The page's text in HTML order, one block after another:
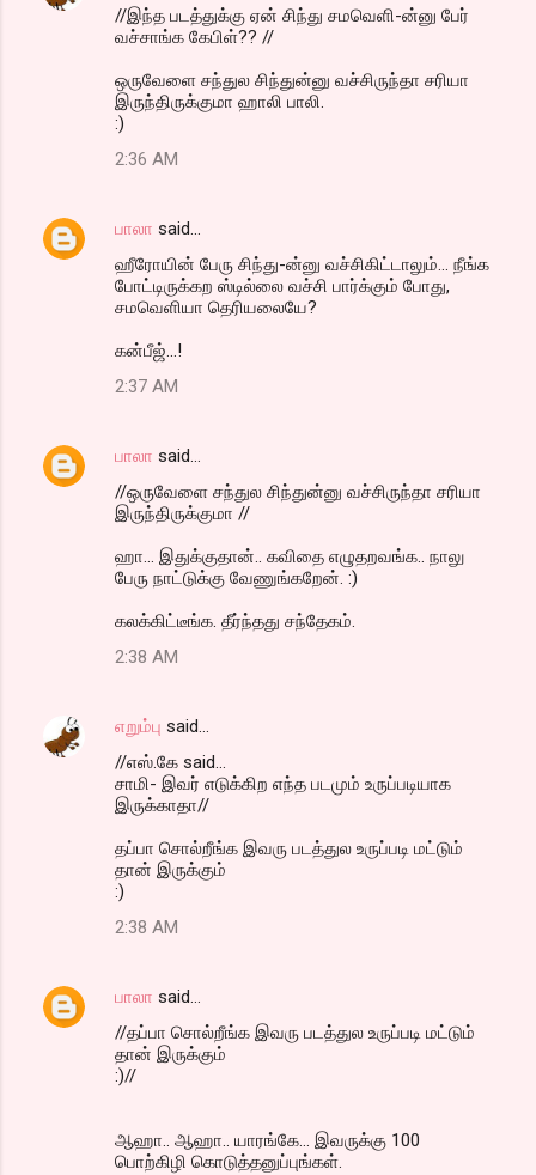
//இந்த படத்துக்கு ஏன் சிந்து சமவெளி-ன்னு பேர்
வச்சாங்க கேபிள்?? //
ஒருவேளை சந்துல சிந்துன்னு வச்சிருந்தா சரியா
இருந்திருக்குமா ஹாலி பாலி.
:)
2:36 AM
பாலா said…
ஹீரோயின் பேரு சிந்து-ன்னு வச்சிகிட்டாலும்... நீங்க
போட்டிருக்கற ஸ்டில்லை வச்சி பார்க்கும் போது,
சமவெளியா தெரியலையே?
கன்பீஜ்...!
2:37 AM
பாலா said…
//ஒருவேளை சந்துல சிந்துன்னு வச்சிருந்தா சரியா
இருந்திருக்குமா //
ஹா... இதுக்குதான்.. கவிதை எழுதறவங்க.. நாலு
பேரு நாட்டுக்கு வேணுங்கறேன். :)
கலக்கிட்டீங்க. தீர்ந்தது சந்தேகம்.
2:38 AM
எறும்பு said…
//எஸ்.கே said...
சாமி- இவர் எடுக்கிற எந்த படமும் உருப்படியாக
இருக்காதா//
தப்பா சொல்றீங்க இவரு படத்துல உருப்படி மட்டும்
தான் இருக்கும்
:)
2:38 AM
பாலா said…
//தப்பா சொல்றீங்க இவரு படத்துல உருப்படி மட்டும்
தான் இருக்கும்
:)//
ஆஹா.. ஆஹா.. யாரங்கே... இவருக்கு 100
பொற்கிழி கொடுத்தனுப்புங்கள்.